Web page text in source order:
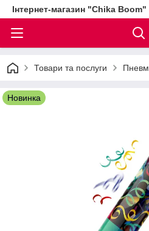
Інтернет-магазин "Chika Boom"
Товари та послуги
Новинка